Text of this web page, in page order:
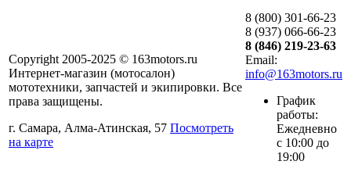
Copyright 2005-2025 © 163motors.ru
Интернет-магазин (мотосалон)
мототехники, запчастей и экипировки. Все
права защищены.
г. Самара, Алма-Атинская, 57 Посмотреть
на карте
8 (800) 301-66-23
8 (937) 066-66-23
8 (846) 219-23-63
Email:
info@163motors.ru
График
работы:
Ежедневно
с 10:00 до
19:00